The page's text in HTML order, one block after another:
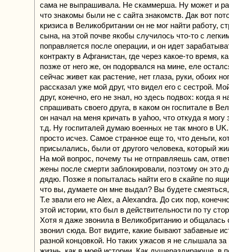
сама не выпрашивала. Не скаммерша. Ну может и
что знакомы были не с сайта знакомств. Дак вот
кризиса в Великобритании он не мог найти работу,
сына, на этой почве якобы случилось что-то с
поправляется после операции, и он идет
контракту в Афганистан, где через какое-то время,
позже от него же, он подорвался на мине, еле
сейчас живет как растение, нет глаза, руки, обоих
рассказал уже мой друг, что видел его с сестрой.
друг, конечно, его не знал, но здесь подвох: когда я
спрашивать своего друга, в каком он госпитале в
он начал на меня кричать в yahoo, что откуда я могу
т.д. Ну госпиталей думаю военных не так много в
просто исчез. Самое странное еще то, что деньги,
присылались, были от другого человека, который
На мой вопрос, почему ты не отправляешь сам,
жены после смерти заблокировали, поэтому он это
дядю. Позже я попыталась найти его в скайпе по
что вы, думаете он мне выдал? Вы будете
Т.е звали его не Alex, а Alexandra. До сих пор,
этой истории, кто был в действительности по ту
Хотя я даже звонила в Великобританию и общалась
звонил сюда. Вот видите, какие бывают забавные
разной концовкой. Но таких ужасов я не слышала